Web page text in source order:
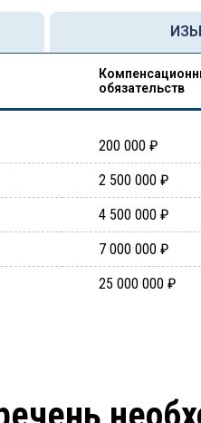
обязательств
200 000 ₽
2 500 000 ₽
4 500 000 ₽
7 000 000 ₽
25 000 000 ₽